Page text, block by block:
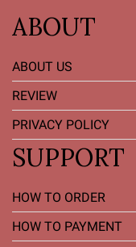
ABOUT
ABOUT US
REVIEW
PRIVACY POLICY
SUPPORT
HOW TO ORDER
HOW TO PAYMENT